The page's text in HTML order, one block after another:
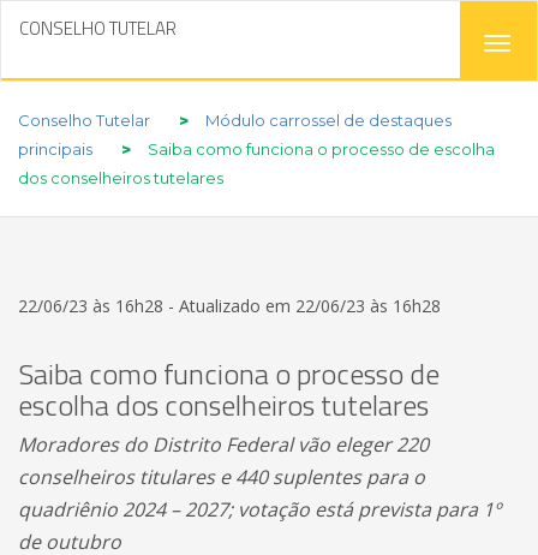
CONSELHO TUTELAR
Conselho Tutelar >
Módulo carrossel de destaques
principais
>
Saiba como funciona o processo de escolha
dos conselheiros tutelares
22/06/23 às 16h28 - Atualizado em 22/06/23 às 16h28
Saiba como funciona o processo de
escolha dos conselheiros tutelares
Moradores do Distrito Federal vão eleger 220
conselheiros titulares e 440 suplentes para o
quadriênio 2024 – 2027; votação está prevista para 1º
de outubro